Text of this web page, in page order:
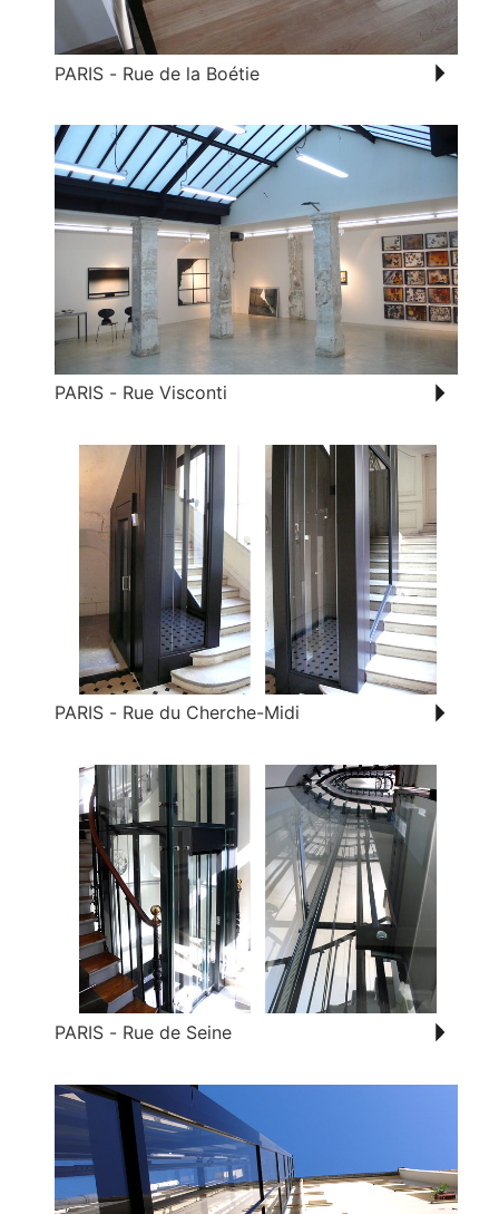
PARIS - Rue de la Boétie
PARIS - Rue Visconti
PARIS - Rue du Cherche-Midi
PARIS - Rue de Seine